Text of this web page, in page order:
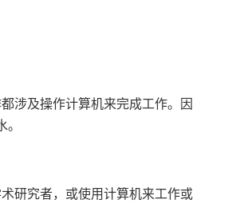
涉及操作计算机来完成工作。因
研究者，或使用计算机来工作或